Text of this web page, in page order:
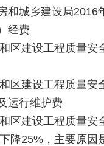
和城乡建设局2016
经费
区建设工程质量安
区建设工程质量安
运行维护费
区建设工程质量
降25%，主要原因